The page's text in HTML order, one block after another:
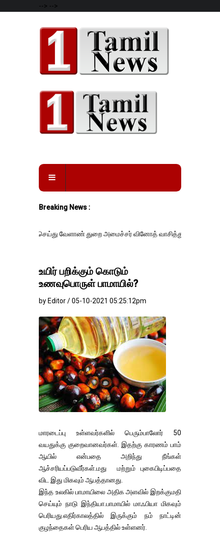
--> -->
Breaking News :
வேளாண் துறை அமைச்சர் வினோத் வாசித்து வருகிறார். �.
உயிர் பறிக்கும் கொடும்
உணவுபொருள் பாமாயில்?
by Editor / 05-10-2021 05:25:12pm
மாரடைப்பு உள்ளவர்களில் பெரும்பாலோர் 50
வயதுக்கு குறைவானவர்கள். இதற்கு காரணம் பாம்
ஆயில் என்பதை அறிந்து நீங்கள்
ஆச்சரியப்படுவீர்கள்.மது மற்றும் புகைபிடிப்பதை
விட இது மிகவும் ஆபத்தானது.
இந்த உலகில் பாமாயிலை அதிக அளவில் இறக்குமதி
செய்யும் நாடு இந்தியா.பாமாயில் மாஃபியா மிகவும்
பெரியது.எதிர்காலத்தில் இருக்கும் நம் நாட்டின்
குழந்தைகள் பெரிய ஆபத்தில் உள்ளனர்.